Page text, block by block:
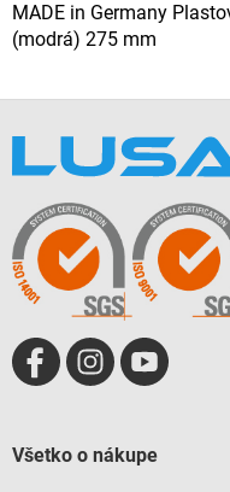
MADE in Germany
(modrá) 275 mm
Všetko o nákupe